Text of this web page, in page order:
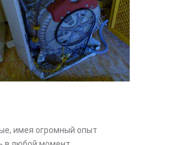
имея огромный опыт